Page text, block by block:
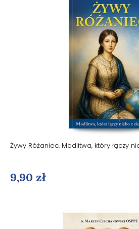
Żywy Różaniec. Modlitwa, który łączy
9,90 zł